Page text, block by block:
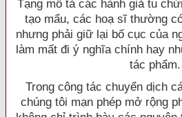
Tạng mô tả các hành giả tu
tạo mẩu, các hoạ sĩ thường
nhưng phải giữ lại bố cục của
làm mất đi ý nghĩa chính hay
tác phẩm.
Trong công tác chuyển dịch
chúng tôi mạn phép mở rộng